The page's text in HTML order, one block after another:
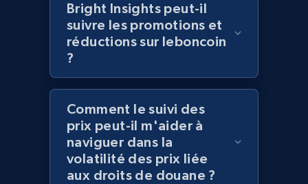
and more.
2.1K+ 355+ Commencer
Amazon products global dataset
Title, Seller name, Brand, Description, Initial
price, Currency, Availability, Reviews count, and
Bright Insights peut-il
suivre les promotions et
réductions sur leboncoin
?
Comment le suivi des
prix peut-il m'aider à
naviguer dans la
volatilité des prix liée
aux droits de douane ?